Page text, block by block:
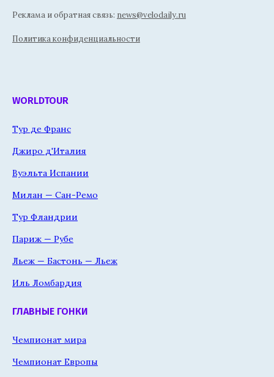
Реклама и обратная связь: news@velodaily.ru
Политика конфиденциальности
WORLDTOUR
Тур де Франс
Джиро д'Италия
Вуэльта Испании
Милан — Сан-Ремо
Тур Фландрии
Париж — Рубе
Льеж — Бастонь — Льеж
Иль Ломбардия
ГЛАВНЫЕ ГОНКИ
Чемпионат мира
Чемпионат Европы